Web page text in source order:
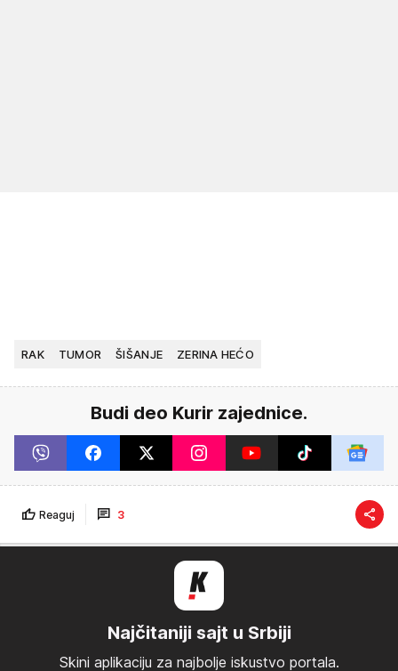
RAK TUMOR ŠIŠANJE ZERINA HEĆO
Budi deo Kurir zajednice.
Reaguj 3
Najčitaniji sajt u Srbiji
Skini aplikaciju za najbolje iskustvo portala.